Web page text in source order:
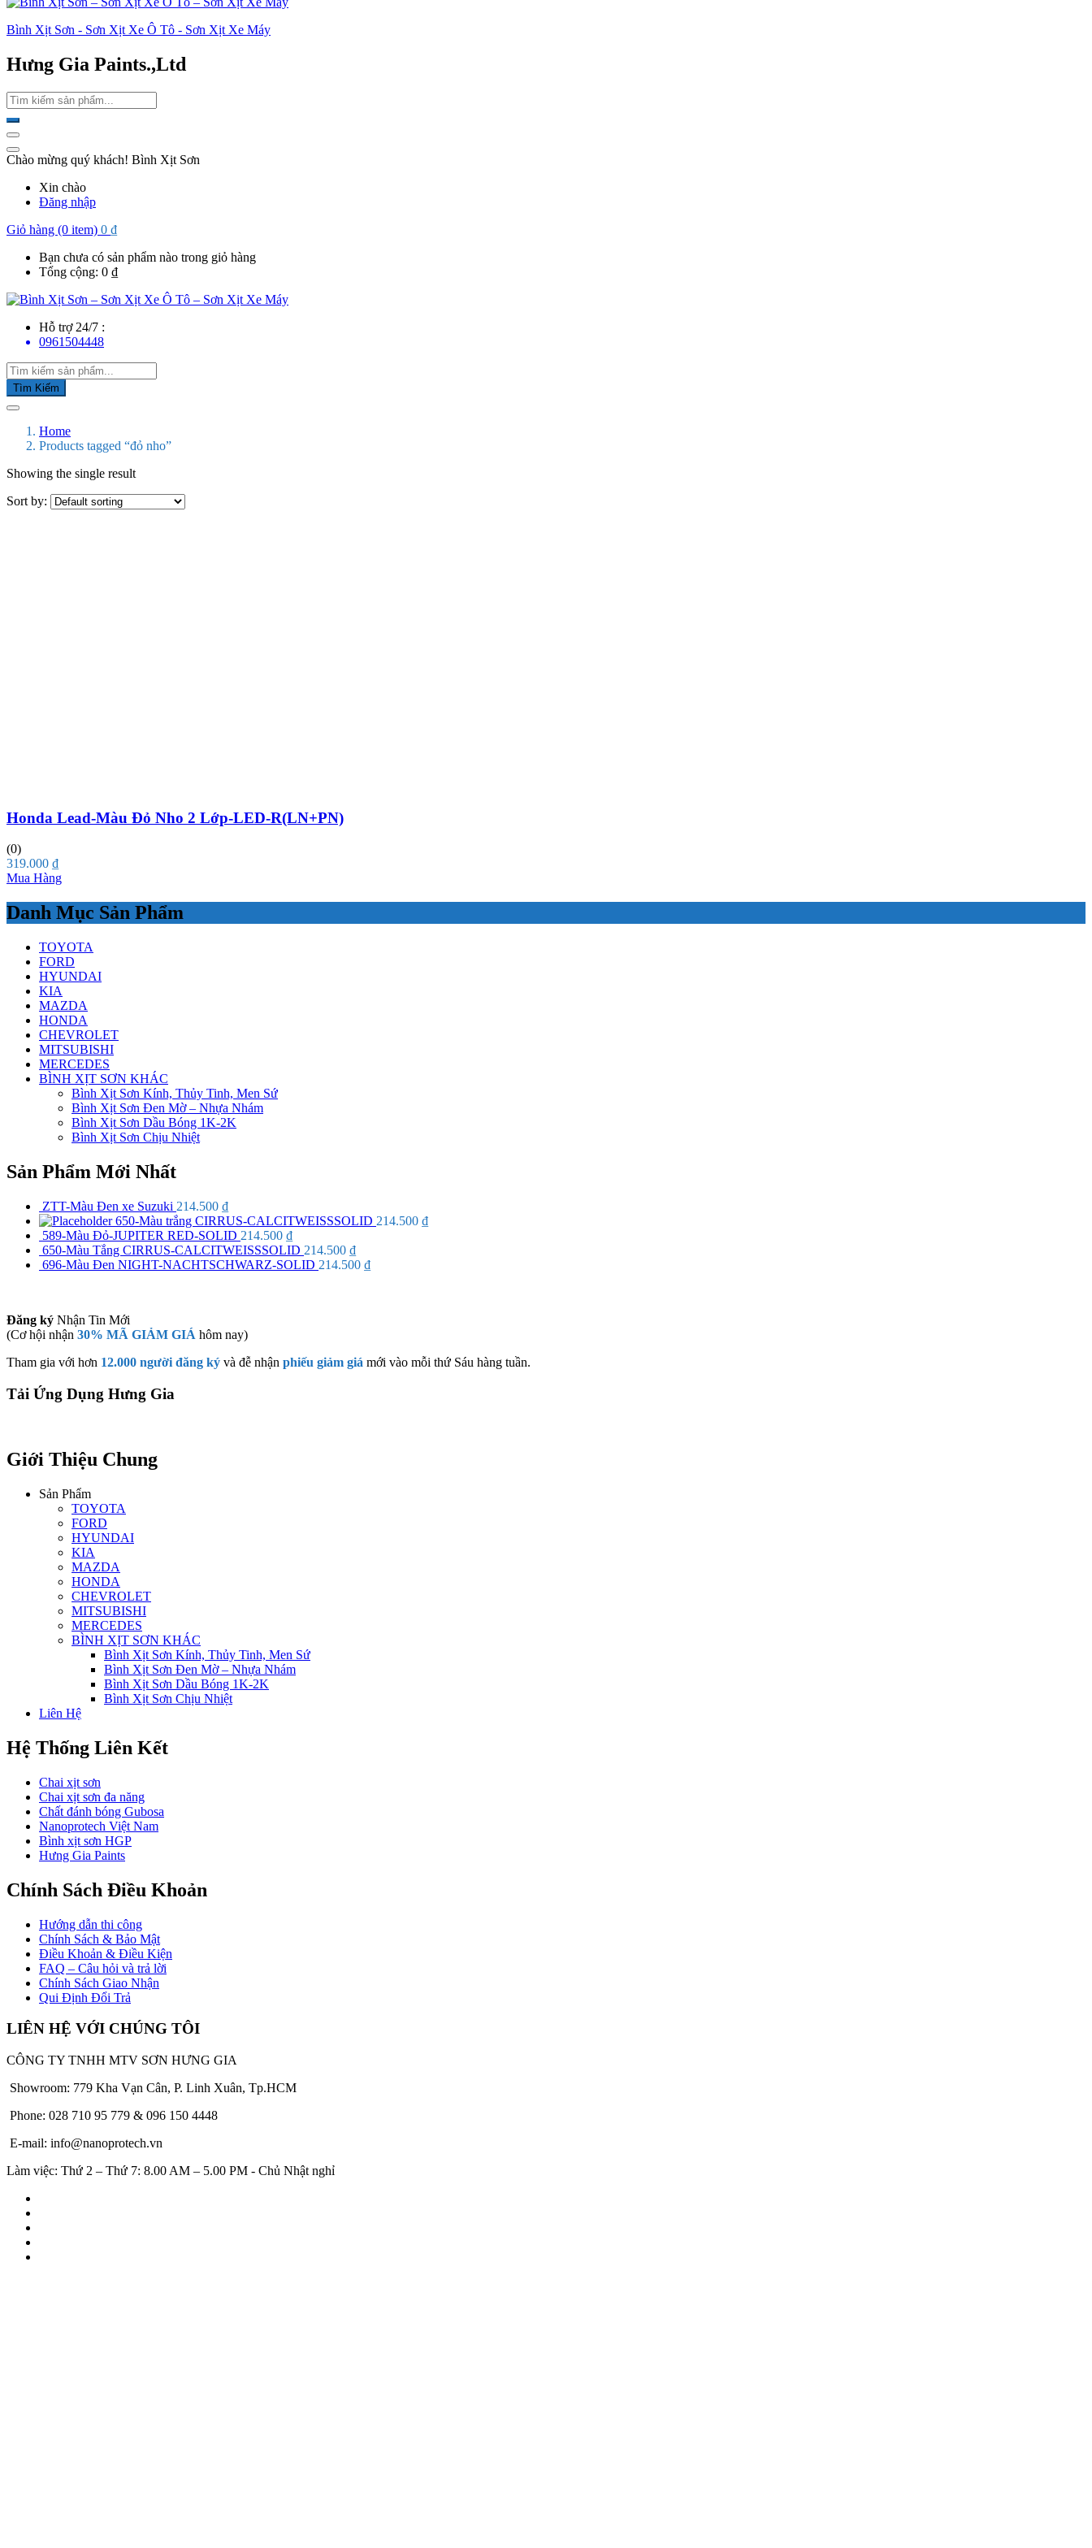
Bình Xịt Sơn - Sơn Xịt Xe Ô Tô - Sơn Xịt Xe Máy
Hưng Gia Paints.,Ltd
Chào mừng quý khách! Bình Xịt Sơn
Xin chào
Đăng nhập
Giỏ hàng (0 item) 0 ₫
Bạn chưa có sản phẩm nào trong giỏ hàng
Tổng cộng: 0 ₫
Hỗ trợ 24/7 :
0961504448
Tìm Kiếm
Home
Products tagged “đỏ nho”
Showing the single result
Sort by:
Honda Lead-Màu Đỏ Nho 2 Lớp-LED-R(LN+PN)
(0)
319.000 ₫
Mua Hàng
Danh Mục Sản Phẩm
TOYOTA
FORD
HYUNDAI
KIA
MAZDA
HONDA
CHEVROLET
MITSUBISHI
MERCEDES
BÌNH XỊT SƠN KHÁC
Bình Xịt Sơn Kính, Thủy Tinh, Men Sứ
Bình Xịt Sơn Đen Mờ – Nhựa Nhám
Bình Xịt Sơn Dầu Bóng 1K-2K
Bình Xịt Sơn Chịu Nhiệt
Sản Phẩm Mới Nhất
ZTT-Màu Đen xe Suzuki 214.500 ₫
650-Màu trắng CIRRUS-CALCITWEISSSOLID 214.500 ₫
589-Màu Đỏ-JUPITER RED-SOLID 214.500 ₫
650-Màu Tắng CIRRUS-CALCITWEISSSOLID 214.500 ₫
696-Màu Đen NIGHT-NACHTSCHWARZ-SOLID 214.500 ₫
Đăng ký Nhận Tin Mới
(Cơ hội nhận 30% MÃ GIẢM GIÁ hôm nay)
Tham gia với hơn 12.000 người đăng ký và đễ nhận phiếu giảm giá mới vào mỗi thứ Sáu hàng tuần.
Tải Ứng Dụng Hưng Gia
Giới Thiệu Chung
Sản Phẩm
TOYOTA
FORD
HYUNDAI
KIA
MAZDA
HONDA
CHEVROLET
MITSUBISHI
MERCEDES
BÌNH XỊT SƠN KHÁC
Bình Xịt Sơn Kính, Thủy Tinh, Men Sứ
Bình Xịt Sơn Đen Mờ – Nhựa Nhám
Bình Xịt Sơn Dầu Bóng 1K-2K
Bình Xịt Sơn Chịu Nhiệt
Liên Hệ
Hệ Thống Liên Kết
Chai xịt sơn
Chai xịt sơn đa năng
Chất đánh bóng Gubosa
Nanoprotech Việt Nam
Bình xịt sơn HGP
Hưng Gia Paints
Chính Sách Điều Khoản
Hướng dẫn thi công
Chính Sách & Bảo Mật
Điều Khoản & Điều Kiện
FAQ – Câu hỏi và trả lời
Chính Sách Giao Nhận
Qui Định Đổi Trả
LIÊN HỆ VỚI CHÚNG TÔI
CÔNG TY TNHH MTV SƠN HƯNG GIA
Showroom: 779 Kha Vạn Cân, P. Linh Xuân, Tp.HCM
Phone: 028 710 95 779 & 096 150 4448
E-mail: info@nanoprotech.vn
Làm việc: Thứ 2 – Thứ 7: 8.00 AM – 5.00 PM - Chủ Nhật nghỉ